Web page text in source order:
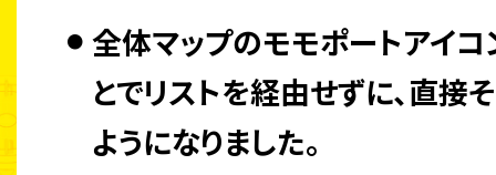
全体マップのモモポートアイ
とでリストを経由せずに、直接
ようになりました。